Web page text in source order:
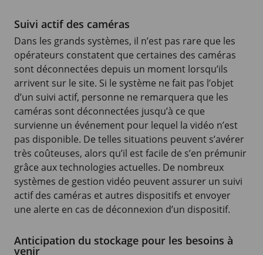
Suivi actif des caméras
Dans les grands systèmes, il n’est pas rare que les
opérateurs constatent que certaines des caméras
sont déconnectées depuis un moment lorsqu’ils
arrivent sur le site. Si le système ne fait pas l’objet
d’un suivi actif, personne ne remarquera que les
caméras sont déconnectées jusqu’à ce que
survienne un événement pour lequel la vidéo n’est
pas disponible. De telles situations peuvent s’avérer
très coûteuses, alors qu’il est facile de s’en prémunir
grâce aux technologies actuelles. De nombreux
systèmes de gestion vidéo peuvent assurer un suivi
actif des caméras et autres dispositifs et envoyer
une alerte en cas de déconnexion d’un dispositif.
Anticipation du stockage pour les besoins à
venir